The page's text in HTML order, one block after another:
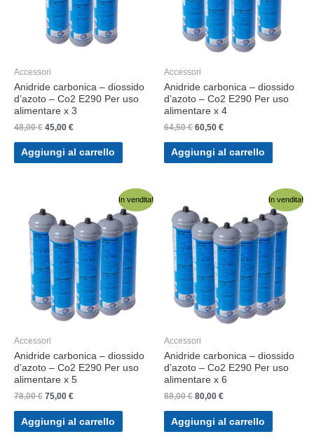
Accessori
Anidride carbonica – diossido
d’azoto – Co2 E290 Per uso
alimentare x 3
48,00€ Il
originale
era:
45,00 €Il
attuale
Aggiungi al carrello
Accessori
Anidride carbonica – diossido
d’azoto – Co2 E290 Per uso
alimentare x 4
64,50€ Il
originale
era:
60,50 €Il
attuale
Aggiungi al carrello
In vendita!
Accessori
Anidride carbonica – diossido
d’azoto – Co2 E290 Per uso
alimentare x 5
78,00€ Il
originale
era:
75,00 €Il
attuale
Aggiungi al carrello
In vendita!
Accessori
Anidride carbonica – diossido
d’azoto – Co2 E290 Per uso
alimentare x 6
88,00€ Il
originale
era:
80,00 €Il
attuale
Aggiungi al carrello